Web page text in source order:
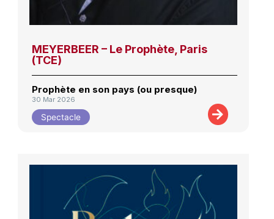
MEYERBEER – Le Prophète, Paris
(TCE)
Prophète en son pays (ou presque)
30 Mar 2026
Spectacle